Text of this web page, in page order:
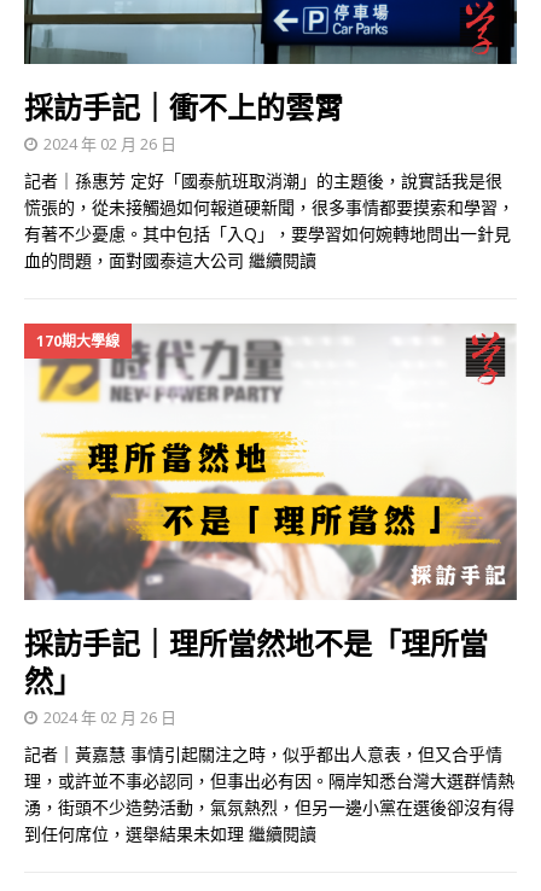
採訪手記｜衝不上的雲霄
2024 年 02 月 26 日
記者｜孫惠芳 定好「國泰航班取消潮」的主題後，說實話我是很
慌張的，從未接觸過如何報道硬新聞，很多事情都要摸索和學習，
有著不少憂慮。其中包括「入Q」，要學習如何婉轉地問出一針見
血的問題，面對國泰這大公司 繼續閱讀
170期大學線
採訪手記｜理所當然地不是「理所當
然」
2024 年 02 月 26 日
記者｜黃嘉慧 事情引起關注之時，似乎都出人意表，但又合乎情
理，或許並不事必認同，但事出必有因。隔岸知悉台灣大選群情熱
湧，街頭不少造勢活動，氣氛熱烈，但另一邊小黨在選後卻沒有得
到任何席位，選舉結果未如理 繼續閱讀